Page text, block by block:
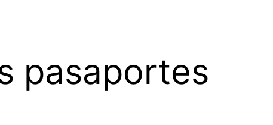
pasaportes